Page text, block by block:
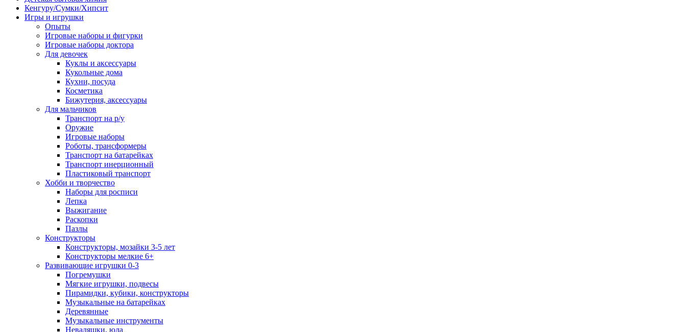
Кенгуру/Сумки/Хипсит
Игры и игрушки
Опыты
Игровые наборы и фигурки
Игровые наборы доктора
Для девочек
Куклы и аксессуары
Кукольные дома
Кухни, посуда
Косметика
Бижутерия, аксессуары
Для мальчиков
Транспорт на р/у
Оружие
Игровые наборы
Роботы, трансформеры
Транспорт на батарейках
Транспорт инерционный
Пластиковый транспорт
Хобби и творчество
Наборы для росписи
Лепка
Выжигание
Раскопки
Пазлы
Конструкторы
Конструкторы, мозайки 3-5 лет
Конструкторы мелкие 6+
Развивающие игрушки 0-3
Погремушки
Мягкие игрушки, подвесы
Пирамидки, кубики, конструкторы
Музыкальные на батарейках
Деревянные
Музыкальные инструменты
Неваляшки, юла